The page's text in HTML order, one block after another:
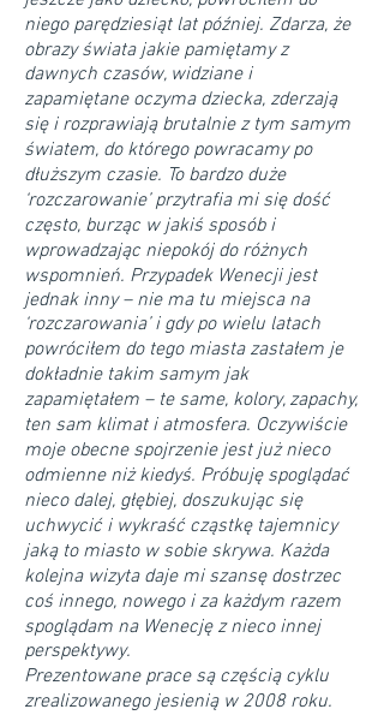
niego parędziesiąt lat później. Zdarza, że
obrazy świata jakie pamiętamy z
dawnych czasów, widziane i
zapamiętane oczyma dziecka, zderzają
się i rozprawiają brutalnie z tym samym
światem, do którego powracamy po
dłuższym czasie. To bardzo duże
‘rozczarowanie’ przytrafia mi się dość
często, burząc w jakiś sposób i
wprowadzając niepokój do różnych
wspomnień. Przypadek Wenecji jest
jednak inny – nie ma tu miejsca na
‘rozczarowania’ i gdy po wielu latach
powróciłem do tego miasta zastałem je
dokładnie takim samym jak
zapamiętałem – te same, kolory, zapachy,
ten sam klimat i atmosfera. Oczywiście
moje obecne spojrzenie jest już nieco
odmienne niż kiedyś. Próbuję spoglądać
nieco dalej, głębiej, doszukując się
uchwycić i wykraść cząstkę tajemnicy
jaką to miasto w sobie skrywa. Każda
kolejna wizyta daje mi szansę dostrzec
coś innego, nowego i za każdym razem
spoglądam na Wenecję z nieco innej
perspektywy.
Prezentowane prace są częścią cyklu
zrealizowanego jesienią w 2008 roku.